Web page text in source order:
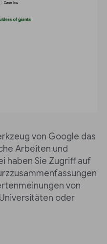
von Google das
Arbeiten und
haben Sie Zugriff auf
von
oder